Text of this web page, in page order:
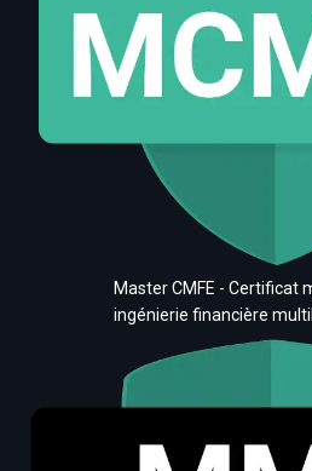
Master CMFE - Certificat
ingénierie financière